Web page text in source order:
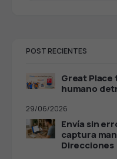
POST RECIENTES
Great Place
humano
29/06/2026
Envía sin
captura
Direcciones